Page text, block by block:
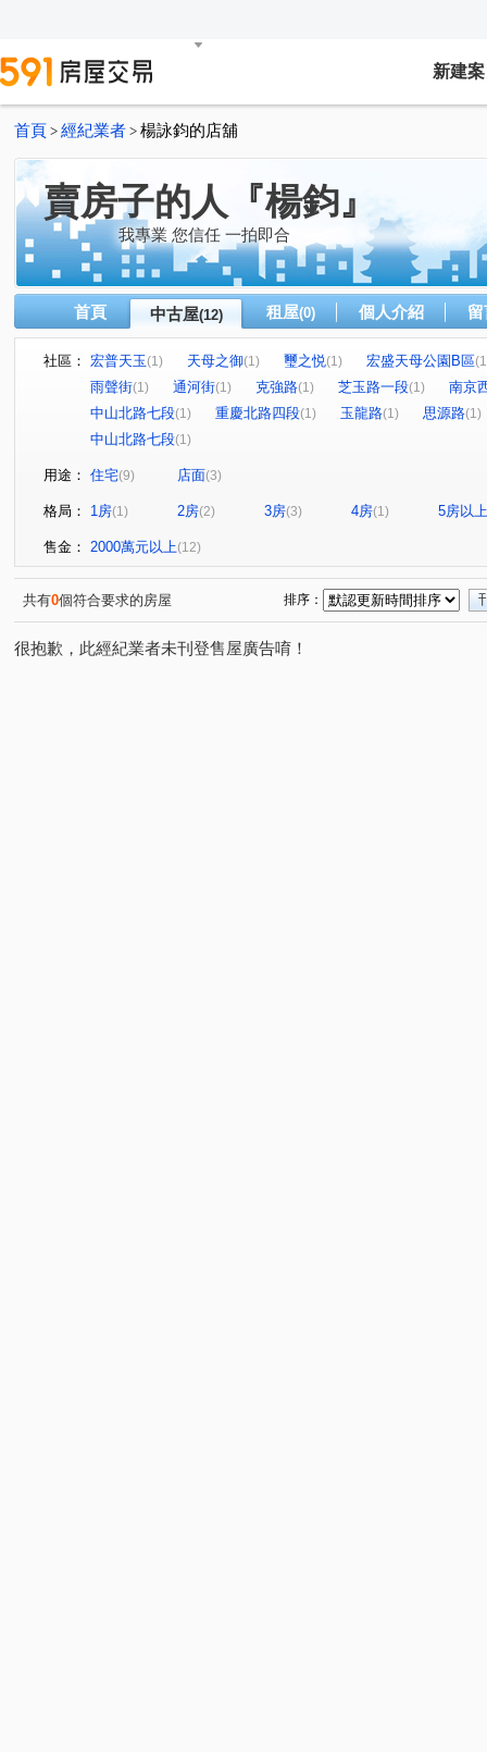
新建案
首頁 > 經紀業者 > 楊詠鈞的店舖
賣房子的人『楊鈞』
我專業 您信任 一拍即合
首頁 中古屋(12) 租屋(0) 個人介紹
社區： 宏普天玉(1) 天母之御(1) 璽之悦(1) 宏盛天母公園B區
雨聲街(1) 通河街(1) 克強路(1) 芝玉路一段(1)
南京
中山北路七段(1) 重慶北路四段(1) 玉龍路(1) 思源路(1)
中山北路七段(1)
用途： 住宅(9) 店面(3)
格局： 1房(1) 2房(2) 3房(3) 4房(1) 5房以上
售金： 2000萬元以上(12)
共有0個符合要求的房屋 排序：
很抱歉，此經紀業者未刊登售屋廣告唷！